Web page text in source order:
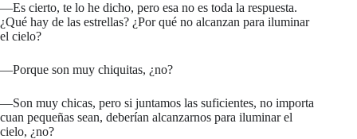
—Es cierto, te lo he dicho, pero esa no es toda la respuesta.
¿Qué hay de las estrellas? ¿Por qué no alcanzan para iluminar
el cielo?
—Porque son muy chiquitas, ¿no?
—Son muy chicas, pero si juntamos las suficientes, no importa
cuan pequeñas sean, deberían alcanzarnos para iluminar el
cielo, ¿no?